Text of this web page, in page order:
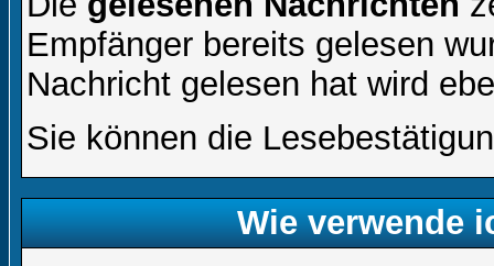
Empfänger bereits gelesen
Nachricht gelesen hat wird
Sie können die
Wie verwende